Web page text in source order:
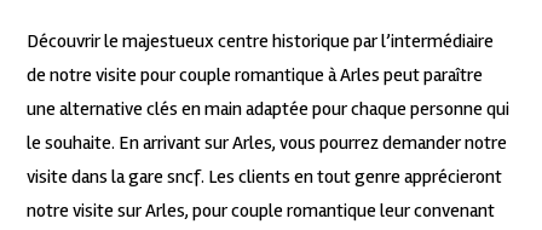
Découvrir le majestueux centre historique par l’intermédiaire
de notre visite pour couple romantique à Arles peut paraître
une alternative clés en main adaptée pour chaque personne qui
le souhaite. En arrivant sur Arles, vous pourrez demander notre
visite dans la gare sncf. Les clients en tout genre apprécieront
notre visite sur Arles, pour couple romantique leur convenant